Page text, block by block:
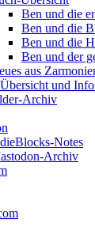
Ben und die
Ben und die
Ben und die
Ben und der
aus
und
Archiv
Notes
Archiv